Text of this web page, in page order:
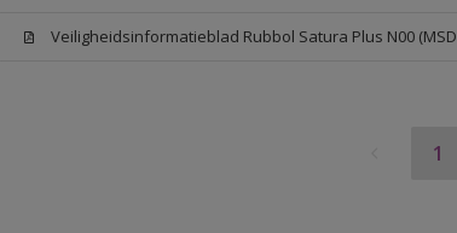
Veiligheidsinformatieblad Rubbol Satura Plus N00
1